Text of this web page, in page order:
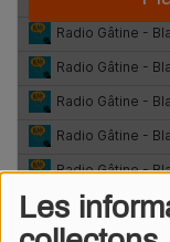
Les